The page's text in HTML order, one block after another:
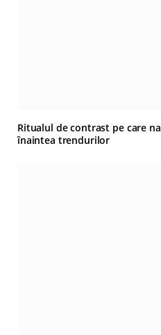
Ritualul de contrast pe care
înaintea trendurilor